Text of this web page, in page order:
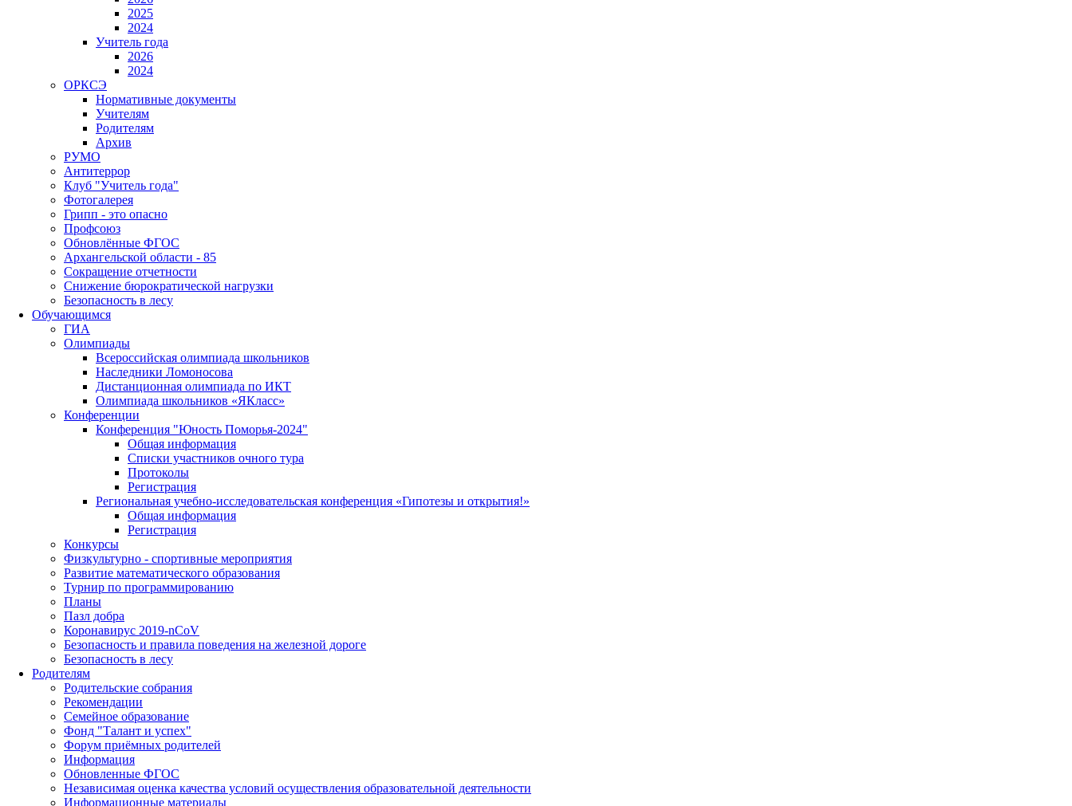
2025
2024
Учитель года
2026
2024
ОРКСЭ
Нормативные документы
Учителям
Родителям
Архив
РУМО
Антитеррор
Клуб "Учитель года"
Фотогалерея
Грипп - это опасно
Профсоюз
Обновлённые ФГОС
Архангельской области - 85
Сокращение отчетности
Снижение бюрократической нагрузки
Безопасность в лесу
Обучающимся
ГИА
Олимпиады
Всероссийская олимпиада школьников
Наследники Ломоносова
Дистанционная олимпиада по ИКТ
Олимпиада школьников «ЯКласс»
Конференции
Конференция "Юность Поморья-2024"
Общая информация
Списки участников очного тура
Протоколы
Регистрация
Региональная учебно-исследовательская конференция «Гипотезы и открытия!»
Общая информация
Регистрация
Конкурсы
Физкультурно - спортивные мероприятия
Развитие математического образования
Турнир по программированию
Планы
Пазл добра
Коронавирус 2019-nCoV
Безопасность и правила поведения на железной дороге
Безопасность в лесу
Родителям
Родительские собрания
Рекомендации
Семейное образование
Фонд "Талант и успех"
Форум приёмных родителей
Информация
Обновленные ФГОС
Независимая оценка качества условий осуществления образовательной деятельности
Информационные материалы